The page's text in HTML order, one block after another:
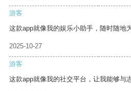
游客
这款app就像我的娱乐小助手，随时随地
2025-10-27
游客
这款app就像我的社交平台，让我能够与